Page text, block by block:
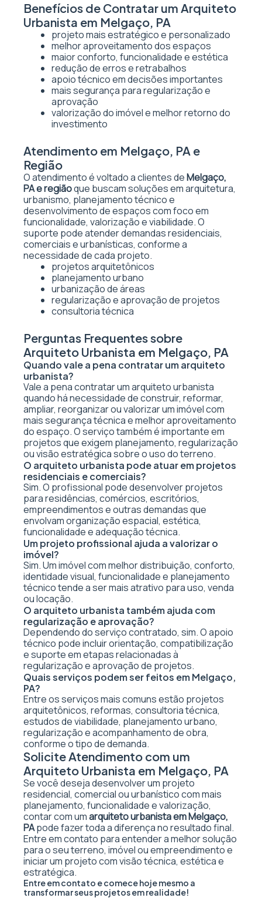
Benefícios de Contratar um Arquiteto
Urbanista em Melgaço, PA
projeto mais estratégico e personalizado
melhor aproveitamento dos espaços
maior conforto, funcionalidade e estética
redução de erros e retrabalhos
apoio técnico em decisões importantes
mais segurança para regularização e
aprovação
valorização do imóvel e melhor retorno do
investimento
Atendimento em Melgaço, PA e
Região
O atendimento é voltado a clientes deMelgaço,
PA e regiãoque buscam soluções em arquitetura,
urbanismo, planejamento técnico e
desenvolvimento de espaços com foco em
funcionalidade, valorização e viabilidade. O
suporte pode atender demandas residenciais,
comerciais e urbanísticas, conforme a
necessidade de cada projeto.
projetos arquitetônicos
planejamento urbano
urbanização de áreas
regularização e aprovação de projetos
consultoria técnica
Perguntas Frequentes sobre
Arquiteto Urbanista em Melgaço, PA
Quando vale a pena contratar um arquiteto
urbanista?
Vale a pena contratar um arquiteto urbanista
quando há necessidade de construir, reformar,
ampliar, reorganizar ou valorizar um imóvel com
mais segurança técnica e melhor aproveitamento
do espaço. O serviço também é importante em
projetos que exigem planejamento, regularização
ou visão estratégica sobre o uso do terreno.
O arquiteto urbanista pode atuar em projetos
residenciais e comerciais?
Sim. O profissional pode desenvolver projetos
para residências, comércios, escritórios,
empreendimentos e outras demandas que
envolvam organização espacial, estética,
funcionalidade e adequação técnica.
Um projeto profissional ajuda a valorizar o
imóvel?
Sim. Um imóvel com melhor distribuição, conforto,
identidade visual, funcionalidade e planejamento
técnico tende a ser mais atrativo para uso, venda
ou locação.
O arquiteto urbanista também ajuda com
regularização e aprovação?
Dependendo do serviço contratado, sim. O apoio
técnico pode incluir orientação, compatibilização
e suporte em etapas relacionadas à
regularização e aprovação de projetos.
Quais serviços podem ser feitos em Melgaço,
PA?
Entre os serviços mais comuns estão projetos
arquitetônicos, reformas, consultoria técnica,
estudos de viabilidade, planejamento urbano,
regularização e acompanhamento de obra,
conforme o tipo de demanda.
Solicite Atendimento com um
Arquiteto Urbanista em Melgaço, PA
Se você deseja desenvolver um projeto
residencial, comercial ou urbanístico com mais
planejamento, funcionalidade e valorização,
contar com umarquiteto urbanista em Melgaço,
PApode fazer toda a diferença no resultado final.
Entre em contato para entender a melhor solução
para o seu terreno, imóvel ou empreendimento e
iniciar um projeto com visão técnica, estética e
estratégica.
Entre em contato e comece hoje mesmo a
transformar seus projetos em realidade!